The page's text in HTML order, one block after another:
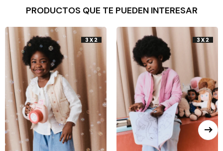
PRODUCTOS QUE TE PUEDEN INTERESAR